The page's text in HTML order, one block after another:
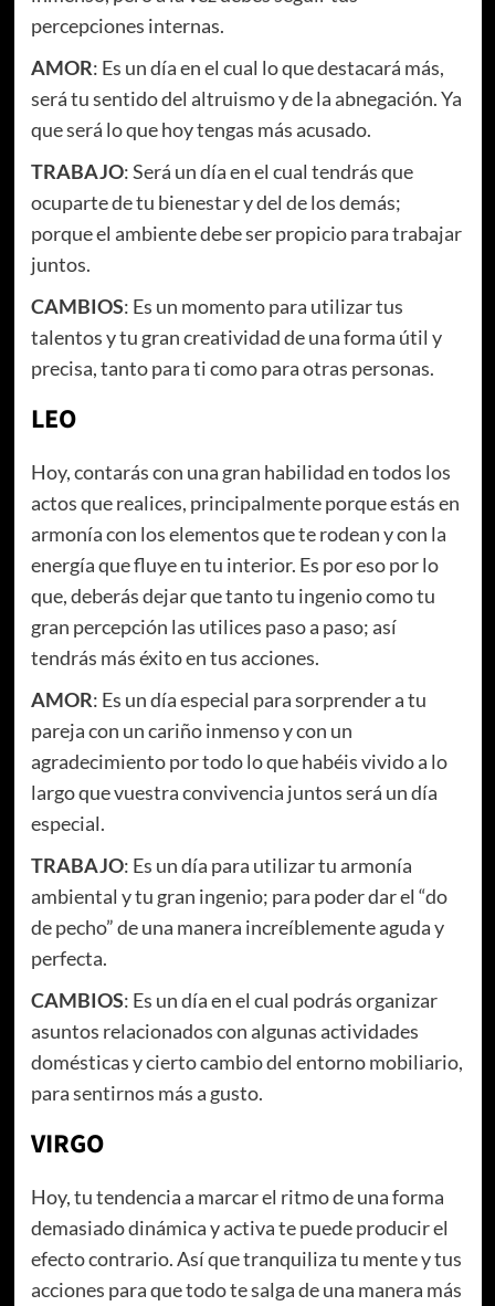
percepciones internas.
AMOR: Es un día en el cual lo que destacará más,
será tu sentido del altruismo y de la abnegación. Ya
que será lo que hoy tengas más acusado.
TRABAJO: Será un día en el cual tendrás que
ocuparte de tu bienestar y del de los demás;
porque el ambiente debe ser propicio para trabajar
juntos.
CAMBIOS: Es un momento para utilizar tus
talentos y tu gran creatividad de una forma útil y
precisa, tanto para ti como para otras personas.
LEO
Hoy, contarás con una gran habilidad en todos los
actos que realices, principalmente porque estás en
armonía con los elementos que te rodean y con la
energía que fluye en tu interior. Es por eso por lo
que, deberás dejar que tanto tu ingenio como tu
gran percepción las utilices paso a paso; así
tendrás más éxito en tus acciones.
AMOR: Es un día especial para sorprender a tu
pareja con un cariño inmenso y con un
agradecimiento por todo lo que habéis vivido a lo
largo que vuestra convivencia juntos será un día
especial.
TRABAJO: Es un día para utilizar tu armonía
ambiental y tu gran ingenio; para poder dar el “do
de pecho” de una manera increíblemente aguda y
perfecta.
CAMBIOS: Es un día en el cual podrás organizar
asuntos relacionados con algunas actividades
domésticas y cierto cambio del entorno mobiliario,
para sentirnos más a gusto.
VIRGO
Hoy, tu tendencia a marcar el ritmo de una forma
demasiado dinámica y activa te puede producir el
efecto contrario. Así que tranquiliza tu mente y tus
acciones para que todo te salga de una manera más